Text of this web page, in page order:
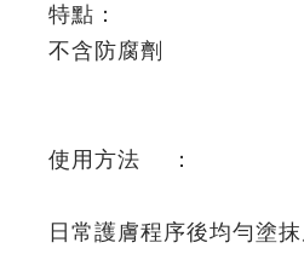
特點：
不含防腐劑
使用方法 ：
日常護膚程序後均勻塗